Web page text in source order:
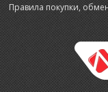
Правила покупки,